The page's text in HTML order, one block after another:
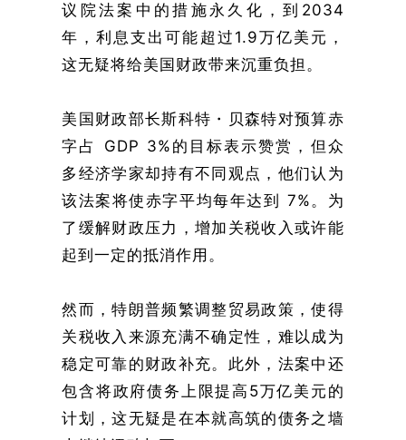
议院法案中的措施永久化，到2034
年，利息支出可能超过1.9万亿美元，
这无疑将给美国财政带来沉重负担。
美国财政部长斯科特・贝森特对预算赤
字占 GDP 3%的目标表示赞赏，但众
多经济学家却持有不同观点，他们认为
该法案将使赤字平均每年达到 7%。为
了缓解财政压力，增加关税收入或许能
起到一定的抵消作用。
然而，特朗普频繁调整贸易政策，使得
关税收入来源充满不确定性，难以成为
稳定可靠的财政补充。此外，法案中还
包含将政府债务上限提高5万亿美元的
计划，这无疑是在本就高筑的债务之墙